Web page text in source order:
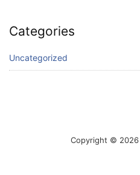
Categories
Uncategorized
Copyright © 2026